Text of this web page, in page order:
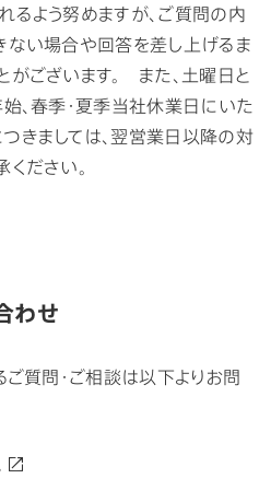
るよう努めますが、ご質問の内
ない場合や回答を差し上げるま
がございます。 また、土曜日と
、春季・夏季当社休業日にいた
きましては、翌営業日以降の対
ださい。
わせ
質問・ご相談は以下よりお問